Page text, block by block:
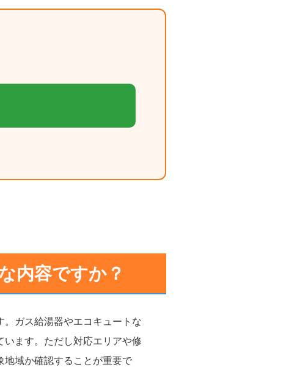
内容ですか？
ガス給湯器やエコキュートな
ます。ただし対応エリアや修
地域か確認することが重要で